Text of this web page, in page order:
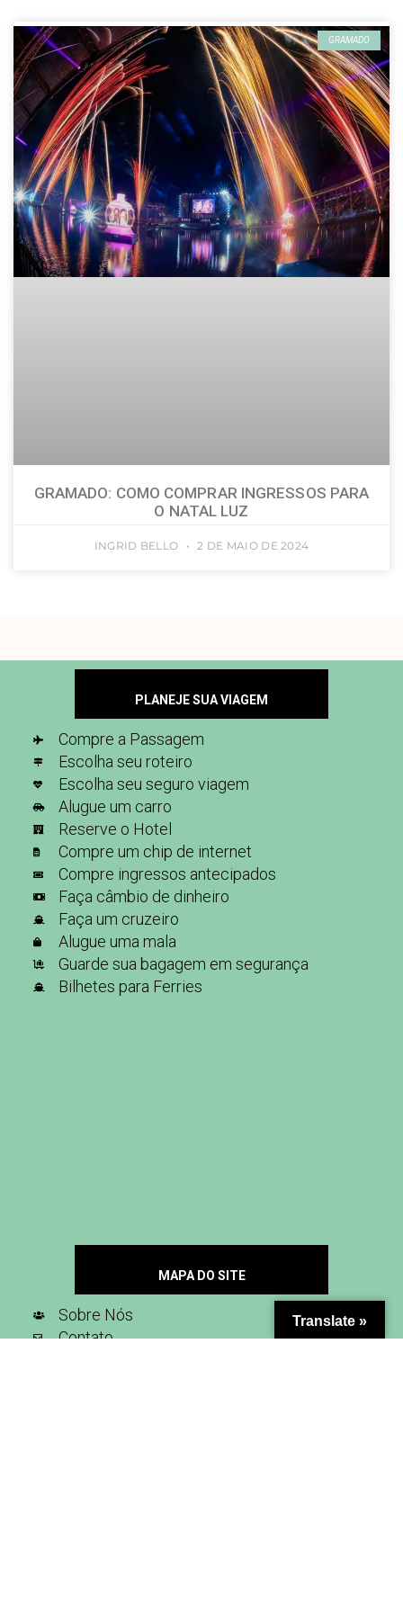
GRAMADO
GRAMADO: COMO COMPRAR INGRESSOS PARA
O NATAL LUZ
INGRID BELLO 2 DE MAIO DE 2024
PLANEJE SUA VIAGEM
Compre a Passagem
Escolha seu roteiro
Escolha seu seguro viagem
Alugue um carro
Reserve o Hotel
Compre um chip de internet
Compre ingressos antecipados
Faça câmbio de dinheiro
Faça um cruzeiro
Alugue uma mala
Guarde sua bagagem em segurança
Bilhetes para Ferries
MAPA DO SITE
Sobre Nós
Contato
Translate »